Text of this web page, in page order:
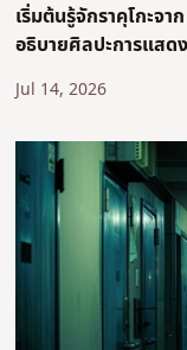
เริ่มต้นรู้จักราคุโกะจา
อธิบายศิลปะการแส
Jul 14, 2026